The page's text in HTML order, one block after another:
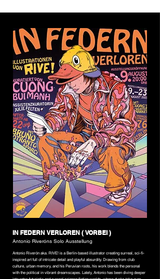
IN FEDERN VERLOREN ( VORBEI )
Antonio Riveróns Solo Ausstellung
Antonio Riverón aka. RIVE! is a Berlin-based illustrator creating surreal, sci-fi-
inspired art full of intricate detail and playful absurdity. Drawing from club
culture, urban memory, and his Peruvian roots, his work blends the personal
with the political in vibrant dreamscapes. Lately, Antonio has been diving deeper